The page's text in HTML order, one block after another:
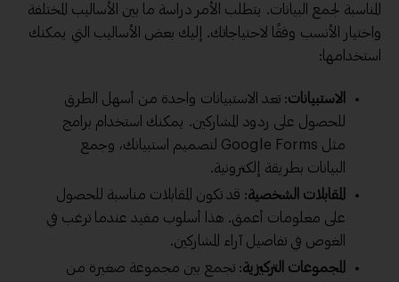
المناسبة لجمع البيانات. يتطلب الأمر دراسة ما بين الأساليب المختلفة
واختيار الأنسب وفقًا لاحتياجاتك. إليك بعض الأساليب التي يمكنك
استخدامها:
الاستبيانات: تعد الاستبيانات واحدة من أسهل الطرق
للحصول على ردود المشاركين. يمكنك استخدام برامج
مثل Google Forms لتصميم استبيانك، وجمع
البيانات بطريقة إلكترونية.
المقابلات الشخصية: قد تكون المقابلات مناسبة للحصول
على معلومات أعمق. هذا أسلوب مفيد عندما ترغب في
الغوص في تفاصيل آراء المشاركين.
المجموعات التركيزية: تجمع بين مجموعة صغيرة من